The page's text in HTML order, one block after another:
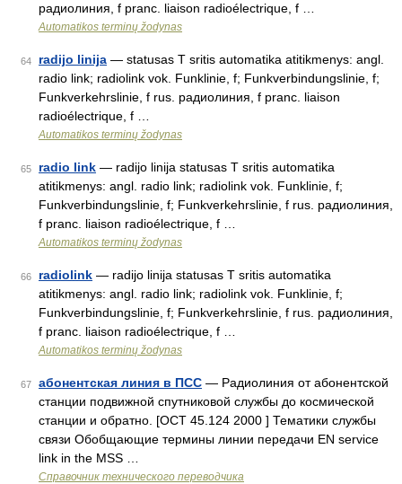
радиолиния, f pranc. liaison radioélectrique, f …
Automatikos terminų žodynas
64 radijo linija — statusas T sritis automatika atitikmenys: angl.
radio link; radiolink vok. Funklinie, f; Funkverbindungslinie, f;
Funkverkehrslinie, f rus. радиолиния, f pranc. liaison
radioélectrique, f …
Automatikos terminų žodynas
65 radio link — radijo linija statusas T sritis automatika
atitikmenys: angl. radio link; radiolink vok. Funklinie, f;
Funkverbindungslinie, f; Funkverkehrslinie, f rus. радиолиния,
f pranc. liaison radioélectrique, f …
Automatikos terminų žodynas
66 radiolink — radijo linija statusas T sritis automatika
atitikmenys: angl. radio link; radiolink vok. Funklinie, f;
Funkverbindungslinie, f; Funkverkehrslinie, f rus. радиолиния,
f pranc. liaison radioélectrique, f …
Automatikos terminų žodynas
67 абонентская линия в ПСС — Радиолиния от абонентской
станции подвижной спутниковой службы до космической
станции и обратно. [ОСТ 45.124 2000 ] Тематики службы
связи Обобщающие термины линии передачи EN service
link in the MSS …
Справочник технического переводчика